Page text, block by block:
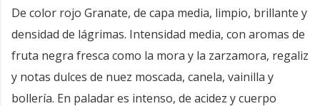
De color rojo Granate, de capa media, limpio, brillante y
densidad de lágrimas. Intensidad media, con aromas de
fruta negra fresca como la mora y la zarzamora, regaliz
y notas dulces de nuez moscada, canela, vainilla y
bollería. En paladar es intenso, de acidez y cuerpo